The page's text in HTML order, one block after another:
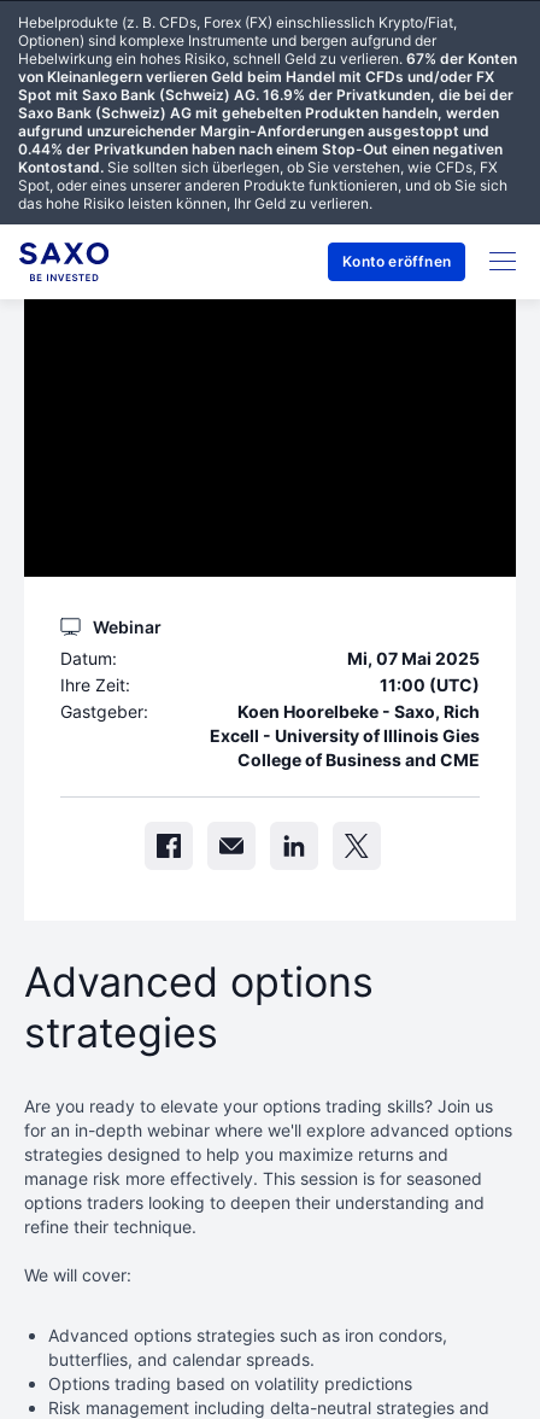
Hebelprodukte (z. B. CFDs, Forex (FX) einschliesslich Krypto/Fiat,
Optionen) sind komplexe Instrumente und bergen aufgrund der
Hebelwirkung ein hohes Risiko, schnell Geld zu verlieren. 67% der Konten
von Kleinanlegern verlieren Geld beim Handel mit CFDs und/oder FX
Spot mit Saxo Bank (Schweiz) AG. 16.9% der Privatkunden, die bei der
Saxo Bank (Schweiz) AG mit gehebelten Produkten handeln, werden
aufgrund unzureichender Margin-Anforderungen ausgestoppt und
0.44% der Privatkunden haben nach einem Stop-Out einen negativen
Kontostand. Sie sollten sich überlegen, ob Sie verstehen, wie CFDs, FX
Spot, oder eines unserer anderen Produkte funktionieren, und ob Sie sich
das hohe Risiko leisten können, Ihr Geld zu verlieren.
Konto eröffnen
Webinar
Datum:
Mi, 07 Mai 2025
Ihre Zeit:
11:00 (UTC)
Gastgeber:
Koen Hoorelbeke - Saxo, Rich
Excell - University of Illinois Gies
College of Business and CME
Advanced options
strategies
Are you ready to elevate your options trading skills? Join us
for an in-depth webinar where we'll explore advanced options
strategies designed to help you maximize returns and
manage risk more effectively. This session is for seasoned
options traders looking to deepen their understanding and
refine their technique.
We will cover:
Advanced options strategies such as iron condors,
butterflies, and calendar spreads.
Options trading based on volatility predictions
Risk management including delta-neutral strategies and